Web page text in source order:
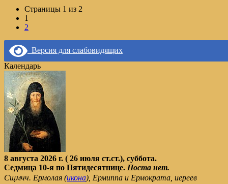
Page
navigation
Страницы 1 из 2
Текущая
1
страница
2
Версия для слабовидящих
Календарь
8 августа 2026 г. ( 26 июля ст.ст.), суббота.
Седмица 10-я по Пятидесятнице. Поста нет.
Сщмчч. Ермолая (икона), Ермиппа и Ермократа, иереев